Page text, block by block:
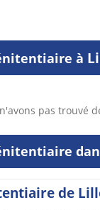
à
pas trouvé
de